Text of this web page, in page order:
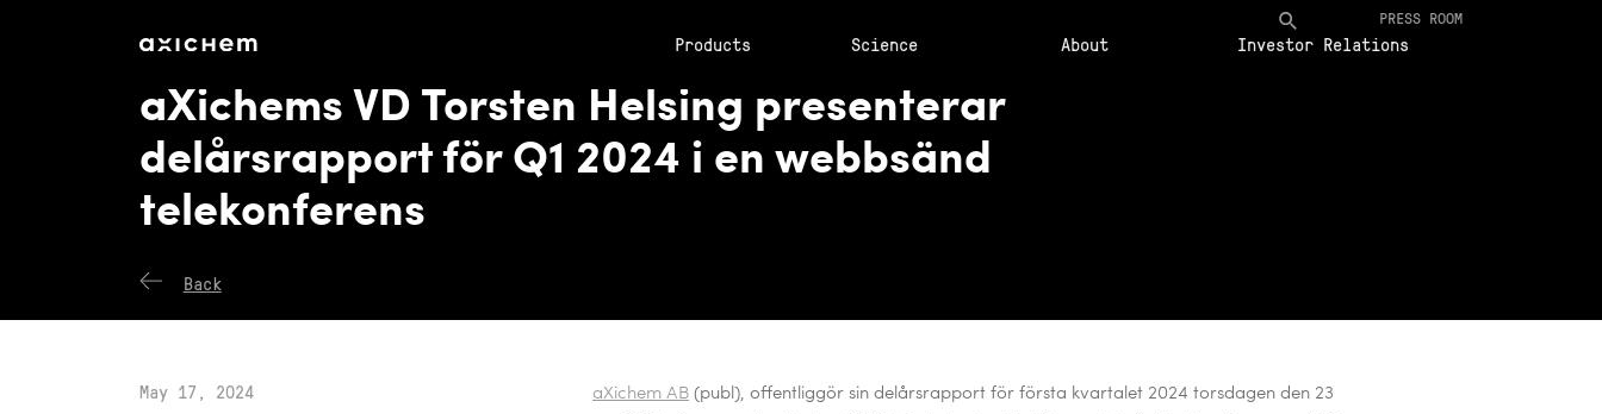
PRESS ROOM
Products Science About Investor Relations
axichem.se
aXichems VD Torsten Helsing presenterar
delårsrapport för Q1 2024 i en webbsänd
telekonferens
Back
May 17, 2024 aXichem AB (publ), offentliggör sin delårsrapport för första kvartalet 2024 torsdagen den 23